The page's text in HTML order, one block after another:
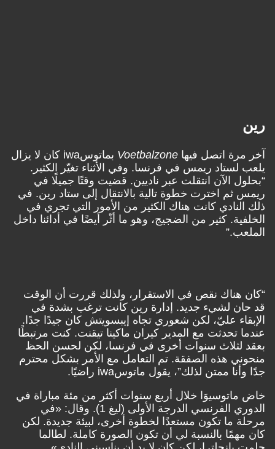
رين
آخر مرة اتصل فيها Voetbalzone
بماتوسiwa كان لا يزال
يلعب لستاد ريمس في فرنسا. وفي الأثناء تغيّر الكثير.
“بحلول الآن انتقلت عبر ناديين. قضيت وقتًا جميلًا في
ريمس ثم اخترت خطوة تالية بالانتقال إلى ستاد رين. في
ذلك النادي كانت هناك الكثير من الأمور التي تجري في
الخلفية. كثير من الضجيج، وهو ما أثّر أيضًا في أدائنا داخل
الملعب.”
“كان هناك نقص في الاستقرار، ولذلك قررت أن الوقت
قد حان لشيء جديد. إدارة رين كانت ترغب بشدة في
الإبقاء عليّ، لكن شعوري تجاه إيبسويتش كان جيدًا جدًا.
عندما تحدثت مع المدير كيران ماكينا تيقنت. كنت مرتبطًا
بعقد لثلاث سنوات أخرى في فرنسا، لكن لحسن الحظ
منحوني هذه الصفقة. تم التعامل مع الأمر بشكل محترم
جدًا وأنا ممتن لذلك”، يقول ماتوسiwa راضيًا.
خاض ماتوسيوَا خلال أربع سنوات أكثر من مئة مباراة في
الدوري الفرنسي الدرجة الأولى (ليغ 1). وقال: «في
مرحلة ما تكون مستعدًا لخطوة أخرى، لبيئة جديدة. لكن
كان مهمًا بالنسبة لي أن تكون الصورة كاملة. لطالما